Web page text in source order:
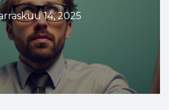
14, 2025